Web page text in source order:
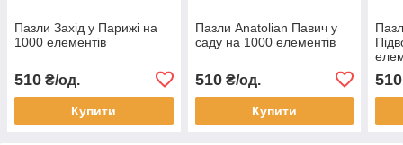
Пазли Захід у Парижі на
1000 елементів
510 ₴/од.
Купити
Пазли Anatolian Павич у
саду на 1000 елементів
510₴/од.
Купити
510